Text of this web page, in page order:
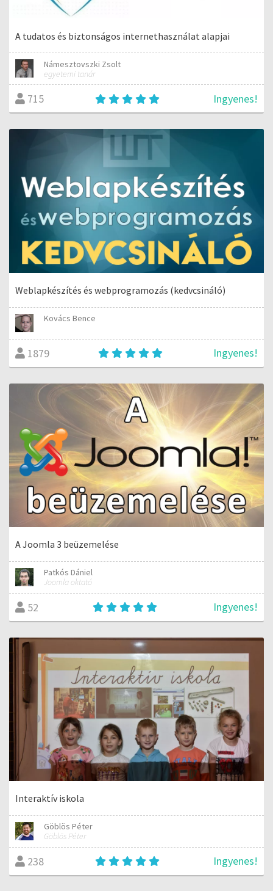
A tudatos és biztonságos internethasználat alapjai
Námesztovszki Zsolt
egyetemi tanár
715 Ingyenes!
Weblapkészítés és webprogramozás (kedvcsináló)
Kovács Bence
1879 Ingyenes!
A Joomla 3 beüzemelése
Patkós Dániel
Joomla oktató
52 Ingyenes!
Interaktív iskola
Göblös Péter
Göblös Péter
238 Ingyenes!